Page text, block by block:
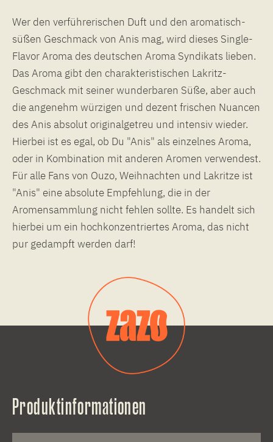
Wer den verführerischen Duft und den aromatisch-
süßen Geschmack von Anis mag, wird dieses Single-
Flavor Aroma des deutschen Aroma Syndikats lieben.
Das Aroma gibt den charakteristischen Lakritz-
Geschmack mit seiner wunderbaren Süße, aber auch
die angenehm würzigen und dezent frischen Nuancen
des Anis absolut originalgetreu und intensiv wieder.
Hierbei ist es egal, ob Du "Anis" als einzelnes Aroma,
oder in Kombination mit anderen Aromen verwendest.
Für alle Fans von Ouzo, Weihnachten und Lakritze ist
"Anis" eine absolute Empfehlung, die in der
Aromensammlung nicht fehlen sollte. Es handelt sich
hierbei um ein hochkonzentriertes Aroma, das nicht
pur gedampft werden darf!
Produktinformationen